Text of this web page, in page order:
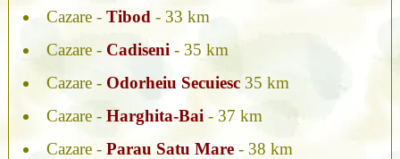
Cazare - Tibod - 33 km
Cazare - Cadiseni - 35 km
Cazare - Odorheiu Secuiesc35 km
Cazare - Harghita-Bai - 37 km
Cazare - Parau Satu Mare- 38 km